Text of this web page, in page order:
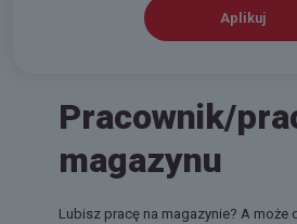
Pracownik/
magazynu
Lubisz pracę na magazynie? A może
Aplikuj